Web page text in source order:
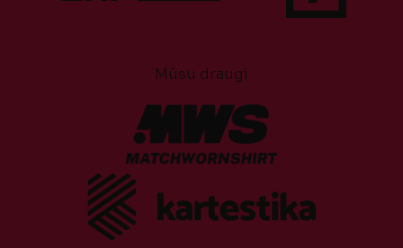
Mūsu draugi